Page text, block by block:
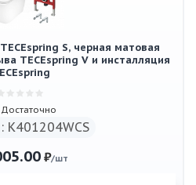
S, черная матовая
TECEspring V и инсталляция
Достаточно
K401204WCS
₽/шт